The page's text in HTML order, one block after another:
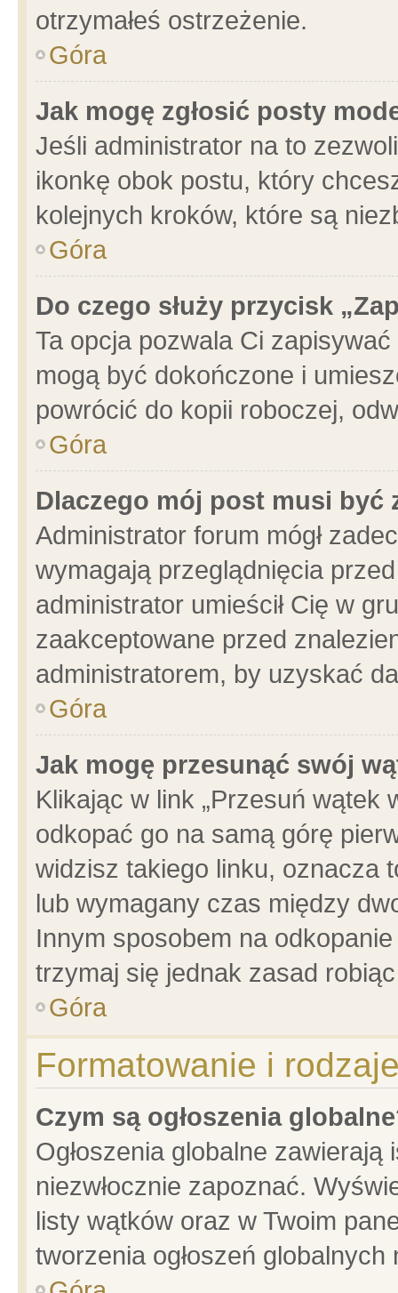
otrzymałeś ostrzeżenie.
Góra
Jak mogę zgłosić posty
Jeśli administrator na to
ikonkę obok postu, który
kolejnych kroków, które są
Góra
Do czego służy przycisk
Ta opcja pozwala Ci
mogą być dokończone i
powrócić do kopii roboczej,
Góra
Dlaczego mój post musi być
Administrator forum mógł
wymagają przeglądnięcia
administrator umieścił Cię w
zaakceptowane przed
administratorem, by uzyskać
Góra
Jak mogę przesunąć swój
Klikając w link „Przesuń wątek
odkopać go na samą górę
widzisz takiego linku, oznacza
lub wymagany czas między
Innym sposobem na
trzymaj się jednak zasad
Góra
Formatowanie i
Czym są ogłoszenia
Ogłoszenia globalne
niezwłocznie zapoznać.
listy wątków oraz w Twoim
tworzenia ogłoszeń